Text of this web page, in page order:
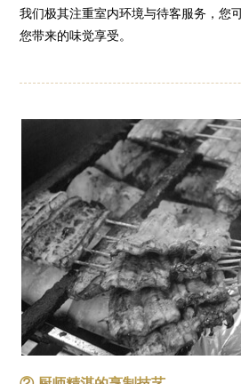
我们极其注重室内环境与待客服务，您
您带来的味觉享受。